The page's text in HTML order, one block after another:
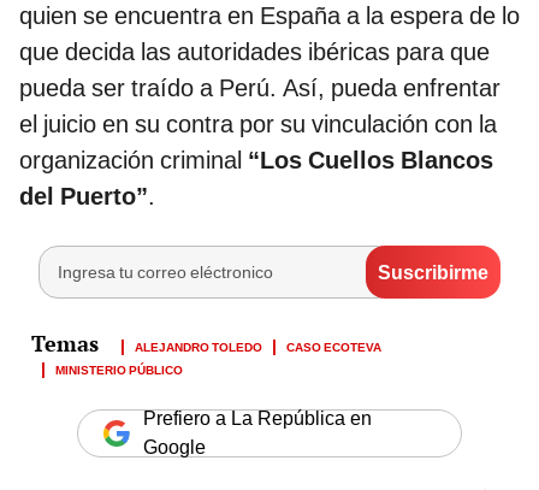
quien se encuentra en España a la espera de lo
que decida las autoridades ibéricas para que
pueda ser traído a Perú. Así, pueda enfrentar
el juicio en su contra por su vinculación con la
organización criminal “Los Cuellos Blancos
del Puerto”.
ALEJANDRO TOLEDO
CASO ECOTEVA
MINISTERIO PÚBLICO
Prefiero a La República en
Google